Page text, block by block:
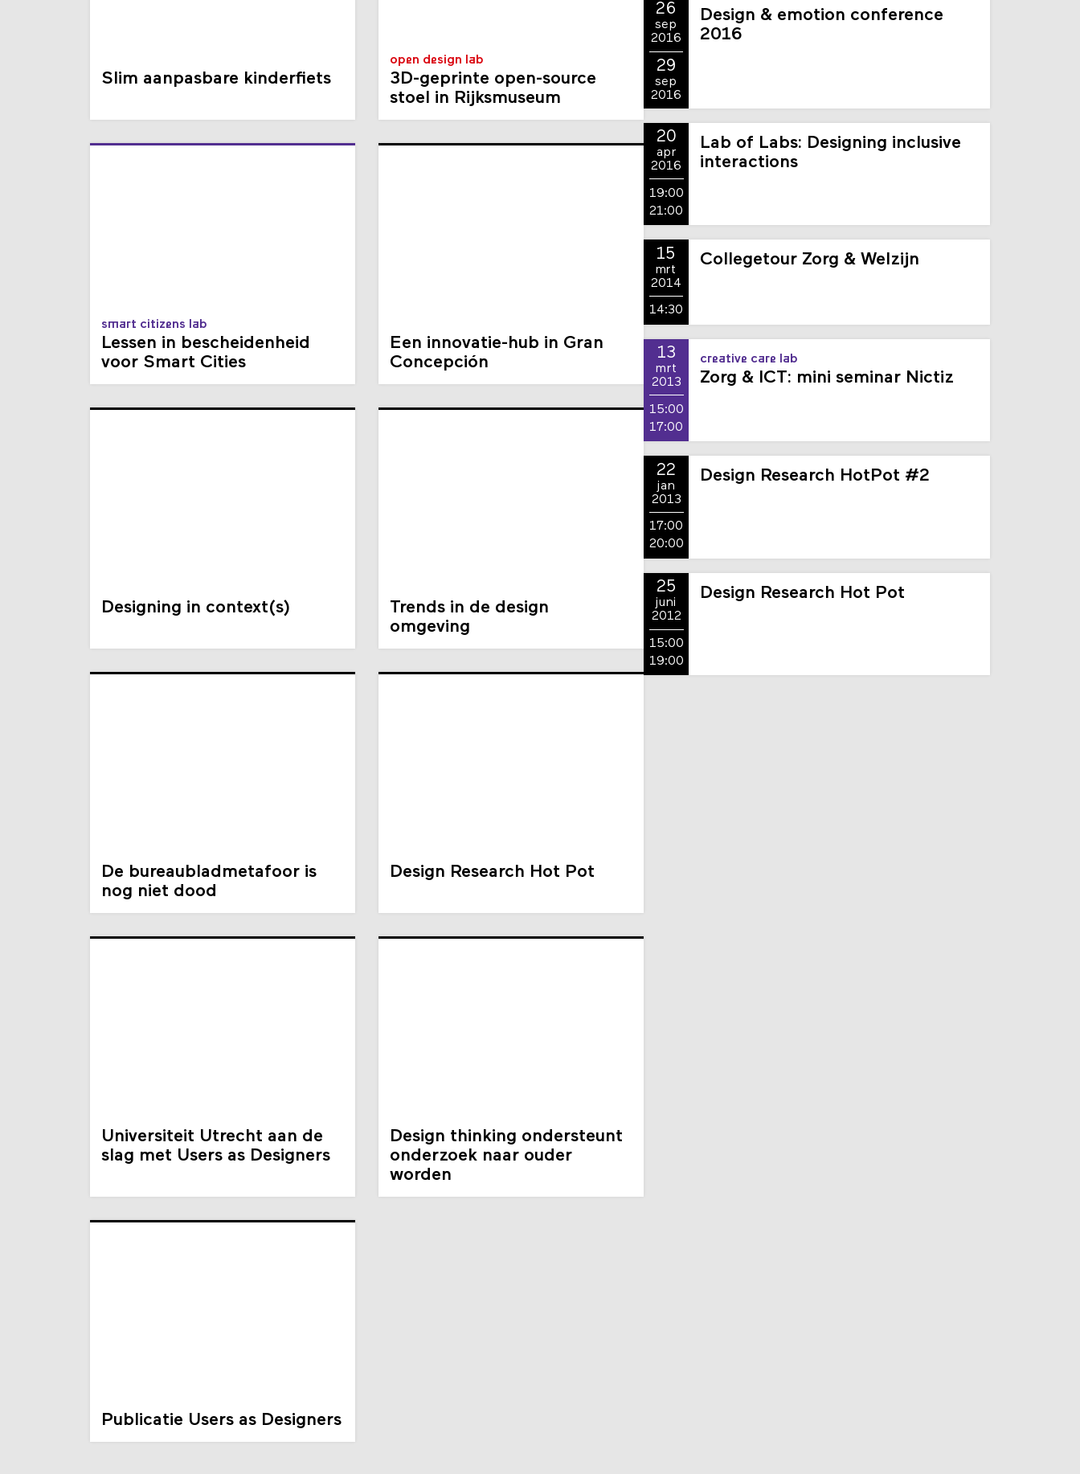
Slim aanpasbare kinderfiets
open design lab
3D-geprinte open-source
stoel in Rijksmuseum
smart citizens lab
Lessen in bescheidenheid
voor Smart Cities
Een innovatie-hub in Gran
Concepción
Designing in context(s)
Trends in de design
omgeving
De bureaubladmetafoor is
nog niet dood
Design Research Hot Pot
Universiteit Utrecht aan de
slag met Users as Designers
Design thinking ondersteunt
onderzoek naar ouder
worden
Publicatie Users as Designers
26
sep
2016
29
sep
2016
Design & emotion conference
2016
20
apr
2016
19:00
21:00
Lab of Labs: Designing inclusive
interactions
15
mrt
2014
14:30
Collegetour Zorg & Welzijn
13
mrt
2013
15:00
17:00
creative care lab
Zorg & ICT: mini seminar Nictiz
22
jan
2013
17:00
20:00
Design Research HotPot #2
25
juni
2012
15:00
19:00
Design Research Hot Pot